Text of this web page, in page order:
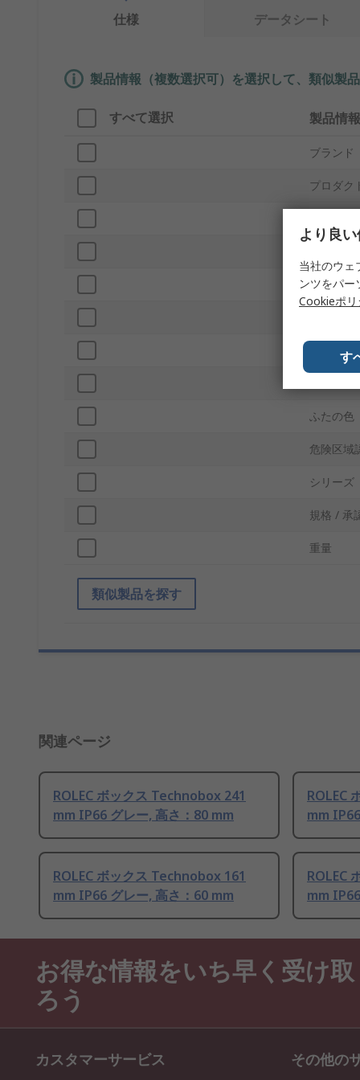
仕様 データシート
製品情報（複数選択可）を選択して、類似製
すべて選択 製品情報
ブランド
プロダク
外部幅
IP保護等
ふたの色
危険区域
シリーズ
規格 / 承
重量
類似製品を探す
関連ページ
ROLEC ボックス Technobox 241
mm IP66 グレー, 高さ：80 mm
ROLEC
mm
ROLEC ボックス Technobox 161
mm IP66 グレー, 高さ：60 mm
ROLEC
mm
お得な情報をいち早く受け取
ろう
カスタマーサービス その他の
より良
当社のウェ
ンツをパ
Cookieポリ
す